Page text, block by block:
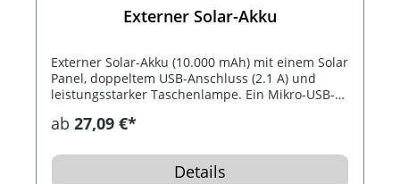
Externer Solar-Akku
Externer Solar-Akku (10.000 mAh) mit einem Solar
Panel, doppeltem USB-Anschluss (2.1 A) und
leistungsstarker Taschenlampe. Ein Mikro-USB-
Staub, Stöße und starkes Spritzwasser. Sie
Solarenergie aufladen. Optimal für unterwegs
wenn kein Netzstrom zur Verfügung steht.
ab 27,09 €*
Details